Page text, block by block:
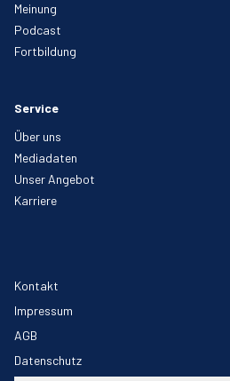
Meinung
Podcast
Fortbildung
Service
Über uns
Mediadaten
Unser Angebot
Karriere
Kontakt
Impressum
AGB
Datenschutz